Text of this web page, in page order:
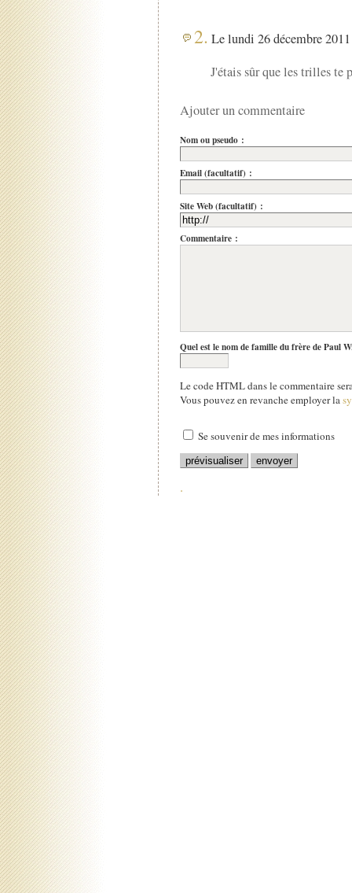
2. Le lundi 26 décembre
J'étais sûr que les trilles te
Ajouter un commentaire
Nom ou pseudo :
Email (facultatif) :
Site Web (facultatif) :
Commentaire :
Quel est le nom de famille du frère de Paul
Le code HTML dans le commentaire
Vous pouvez en revanche employer la
Se souvenir de mes informations
.